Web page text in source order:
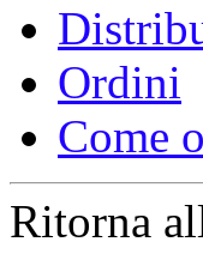
Ordini
Come
Ritorna